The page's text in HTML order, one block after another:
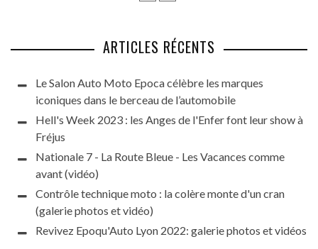
ARTICLES RÉCENTS
Le Salon Auto Moto Epoca célèbre les marques
iconiques dans le berceau de l’automobile
Hell's Week 2023 : les Anges de l'Enfer font leur show à
Fréjus
Nationale 7 - La Route Bleue - Les Vacances comme
avant (vidéo)
Contrôle technique moto : la colère monte d'un cran
(galerie photos et vidéo)
Revivez Epoqu'Auto Lyon 2022: galerie photos et vidéos